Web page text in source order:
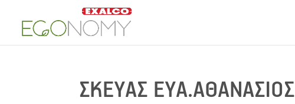
ΣΚΕΥΑΣ ΕΥΑ.ΑΘΑΝΑΣΙΟΣ